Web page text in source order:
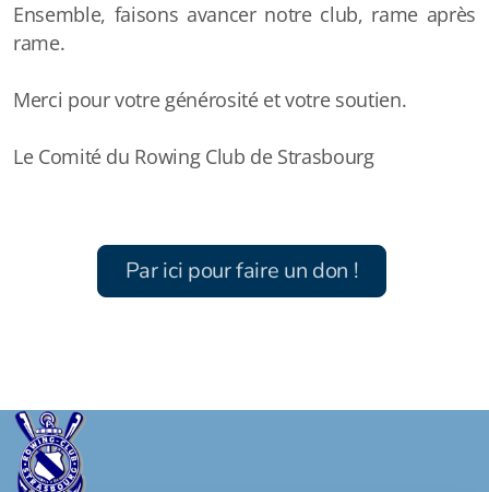
Ensemble, faisons avancer notre club, rame après
rame.
Merci pour votre générosité et votre soutien.
Le Comité du Rowing Club de Strasbourg
Par ici pour faire un don !